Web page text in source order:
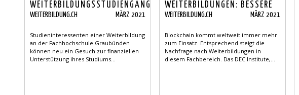
WEITERBILDUNGSSTUDIENGÄNGE
WEITERBILDUNG.CH MÄRZ 2021
Studieninteressenten einer Weiterbildung
an der Fachhochschule Graubünden
können neu ein Gesuch zur finanziellen
Unterstützung ihres Studiums...
WEITERBILDUNGEN: BESSERE
QUALITÄT DANK
WEITERBILDUNG.CH MÄRZ 2021
Blockchain kommt weltweit immer mehr
zum Einsatz. Entsprechend steigt die
Nachfrage nach Weiterbildungen in
diesem Fachbereich. Das DEC Institute,...